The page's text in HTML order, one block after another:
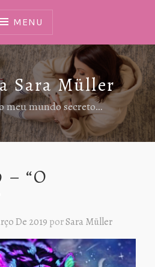
MENU
Sara Müller
meu mundo secreto…
– “O
De 2019 porSara Müller